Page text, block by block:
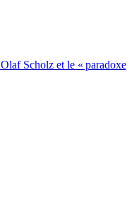
Scholz et le « paradoxe